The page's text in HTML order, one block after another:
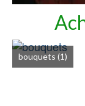
bouquets (1)